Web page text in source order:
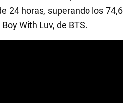
24 horas, superando los 74,6
With Luv, de BTS.